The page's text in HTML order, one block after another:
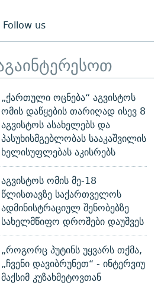
Follow us
„ქართული ოცნება“ აგვისტოს
ომის დაწყების თარიღად ისევ 8
აგვისტოს ასახელებს და
პასუხისმგებლობას სააკაშვილის
ხელისუფლებას აკისრებს
აგვისტოს ომის მე-18
წლისთავზე საქართველოს
ადმინისტრაციულ შენობებზე
სახელმწიფო დროშები დაუშვეს
„როგორც პუტინს უყვარს თქმა,
„ჩვენი დავიბრუნეთ“ - ინტერვიუ
მაქსიმ კუზახმეტოვთან